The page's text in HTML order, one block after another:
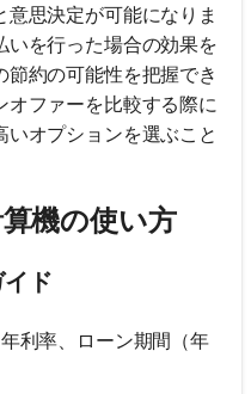
思決定が可能になりま
を行った場合の効果を
約の可能性を把握でき
オファーを比較する際に
いオプションを選ぶこと
機の使い方
ド
利率、ローン期間（年